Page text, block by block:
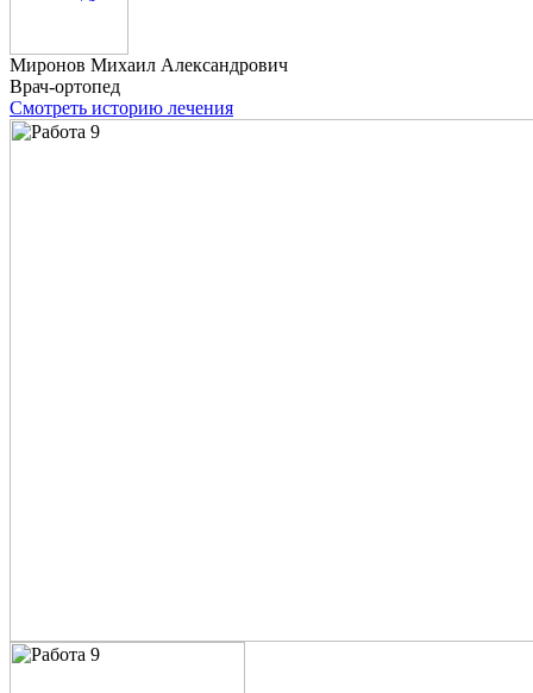
Миронов Михаил Александрович
Врач-ортопед
Смотреть историю лечения